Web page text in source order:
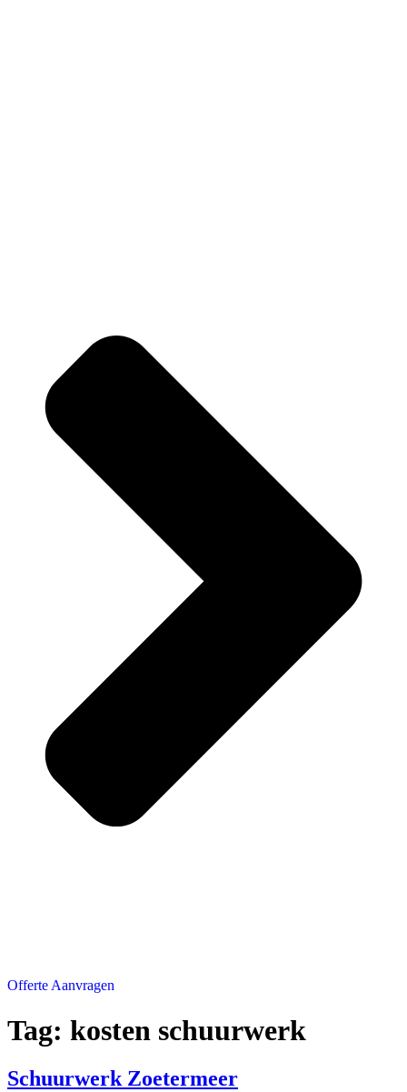
Offerte Aanvragen
Tag: kosten schuurwerk
Schuurwerk Zoetermeer